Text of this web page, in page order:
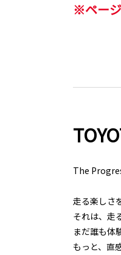
※ページ
The
⾛る楽しさ
それは、走
まだ誰も体
もっと、直